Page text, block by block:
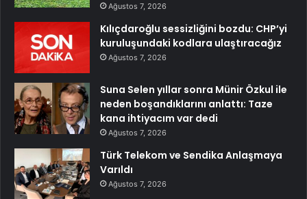
Ağustos 7, 2026
Kılıçdaroğlu sessizliğini bozdu: CHP’yi
kuruluşundaki kodlara ulaştıracağız
Ağustos 7, 2026
Suna Selen yıllar sonra Münir Özkul ile
neden boşandıklarını anlattı: Taze
kana ihtiyacım var dedi
Ağustos 7, 2026
Türk Telekom ve Sendika Anlaşmaya
Varıldı
Ağustos 7, 2026